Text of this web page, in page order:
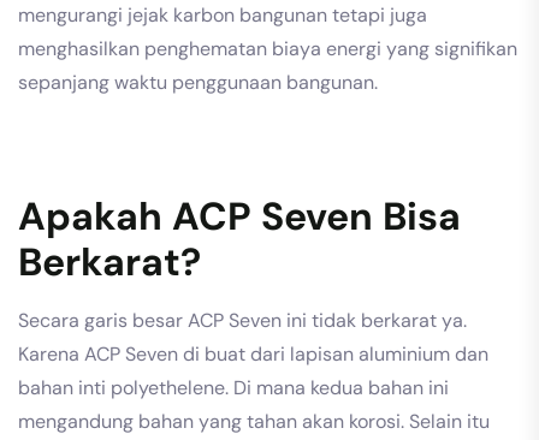
mengurangi jejak karbon bangunan tetapi juga
menghasilkan penghematan biaya energi yang signifikan
sepanjang waktu penggunaan bangunan.
Apakah ACP Seven Bisa
Berkarat?
Secara garis besar ACP Seven ini tidak berkarat ya.
Karena ACP Seven di buat dari lapisan aluminium dan
bahan inti polyethelene. Di mana kedua bahan ini
mengandung bahan yang tahan akan korosi. Selain itu